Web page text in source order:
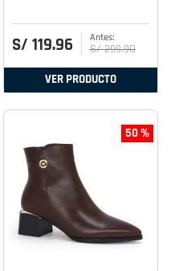
S/ 119.96 S/ 299.90
VER PRODUCTO
50 %